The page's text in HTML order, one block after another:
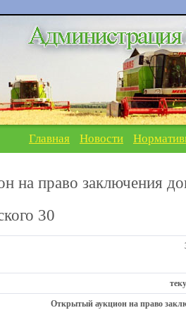
Главная Новости
на право заключения
30
Открытый аукцион на право